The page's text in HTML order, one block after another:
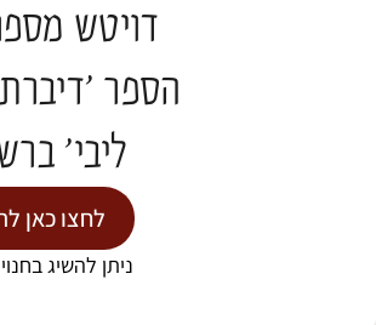
דיברתי אני עם ליבי
דויטש
הספר
ליבי'
לחצו כאן
ניתן להשיג